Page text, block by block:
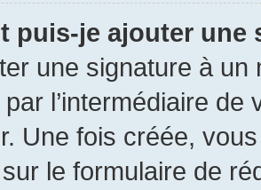
puis-je ajouter une
une signature à un
l’intermédiaire
Une fois créée,
sur le formulaire de